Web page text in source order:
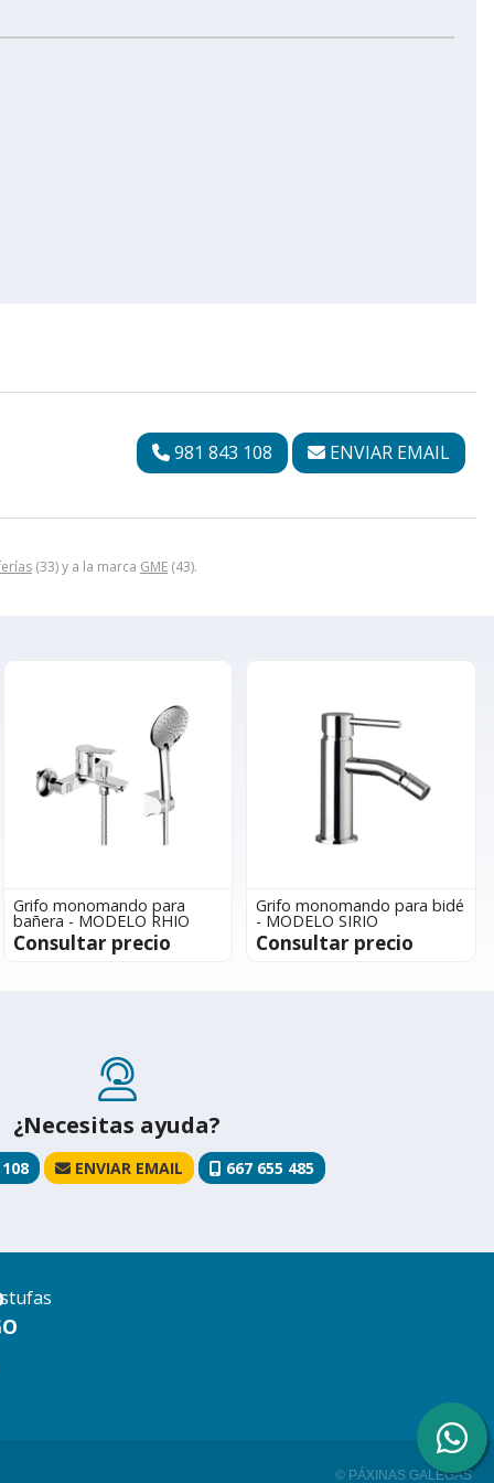
(33) y a la marca GME (43).
981 843 108 ENVIAR EMAIL
Grifo monomando para
bañera - MODELO RHIO
Consultar precio
Grifo monomando para bidé
- MODELO SIRIO
Consultar precio
¿Necesitas ayuda?
ENVIAR EMAIL 667 655 485
© PÁXINAS GALEGAS